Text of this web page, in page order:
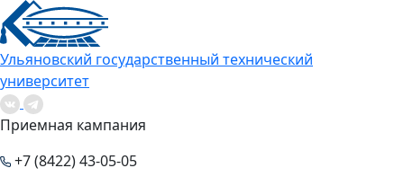
Ульяновский государственный технический
университет
Приемная кампания
+7 (8422) 43-05-05